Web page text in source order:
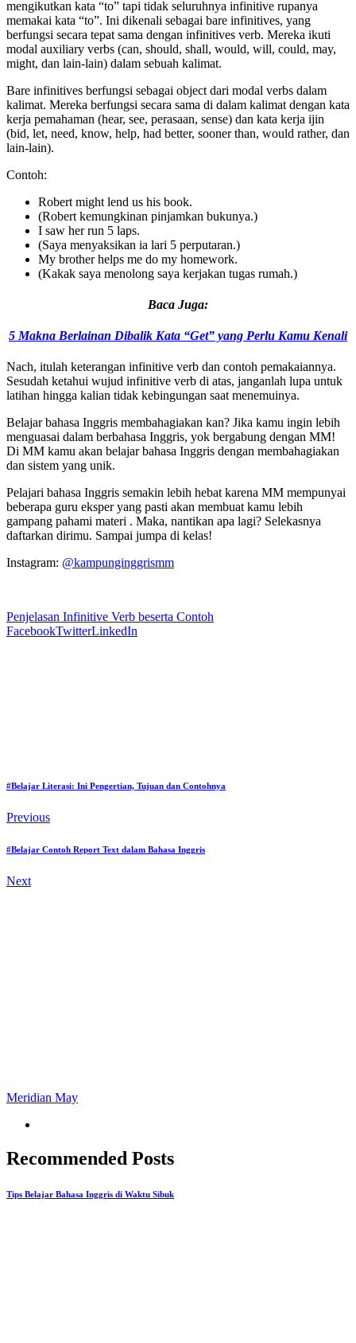
mengikutkan kata “to” tapi tidak seluruhnya infinitive rupanya
memakai kata “to”. Ini dikenali sebagai bare infinitives, yang
berfungsi secara tepat sama dengan infinitives verb. Mereka ikuti
modal auxiliary verbs (can, should, shall, would, will, could, may,
might, dan lain-lain) dalam sebuah kalimat.
Bare infinitives berfungsi sebagai object dari modal verbs dalam
kalimat. Mereka berfungsi secara sama di dalam kalimat dengan kata
kerja pemahaman (hear, see, perasaan, sense) dan kata kerja ijin
(bid, let, need, know, help, had better, sooner than, would rather, dan
lain-lain).
Contoh:
Robert might lend us his book.
(Robert kemungkinan pinjamkan bukunya.)
I saw her run 5 laps.
(Saya menyaksikan ia lari 5 perputaran.)
My brother helps me do my homework.
(Kakak saya menolong saya kerjakan tugas rumah.)
Baca Juga:
5 Makna Berlainan Dibalik Kata “Get” yang Perlu Kamu Kenali
Nach, itulah keterangan infinitive verb dan contoh pemakaiannya.
Sesudah ketahui wujud infinitive verb di atas, janganlah lupa untuk
latihan hingga kalian tidak kebingungan saat menemuinya.
Belajar bahasa Inggris membahagiakan kan? Jika kamu ingin lebih
menguasai dalam berbahasa Inggris, yok bergabung dengan MM!
Di MM kamu akan belajar bahasa Inggris dengan membahagiakan
dan sistem yang unik.
Pelajari bahasa Inggris semakin lebih hebat karena MM mempunyai
beberapa guru eksper yang pasti akan membuat kamu lebih
gampang pahami materi . Maka, nantikan apa lagi? Selekasnya
daftarkan dirimu. Sampai jumpa di kelas!
Instagram: @kampunginggrismm
Penjelasan Infinitive Verb beserta Contoh
FacebookTwitterLinkedIn
#Belajar Literasi: Ini Pengertian, Tujuan dan Contohnya
Previous
#Belajar Contoh Report Text dalam Bahasa Inggris
Next
Meridian May
Recommended Posts
Tips Belajar Bahasa Inggris di Waktu Sibuk